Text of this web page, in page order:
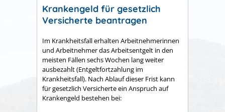
Krankengeld für gesetzlich
Versicherte beantragen
Im Krankheitsfall erhalten Arbeitnehmerinnen
und Arbeitnehmer das Arbeitsentgelt in den
meisten Fällen sechs Wochen lang weiter
ausbezahlt (Entgeltfortzahlung im
Krankheitsfall). Nach Ablauf dieser Frist kann
für gesetzlich Versicherte ein Anspruch auf
Krankengeld bestehen bei: